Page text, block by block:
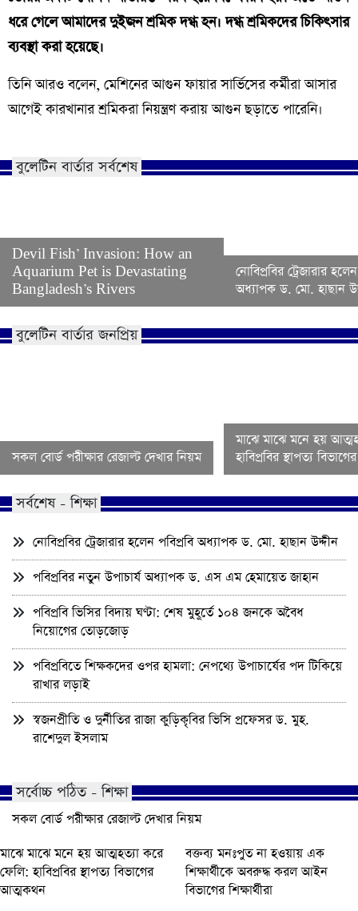
ধরে গেলে আমাদের দুইজন শ্রমিক দগ্ধ হন। দগ্ধ শ্রমিকদের চিকিৎসার
ব্যবস্থা করা হয়েছে।
তিনি আরও বলেন, মেশিনের আগুন ফায়ার সার্ভিসের কর্মীরা আসার
আগেই কারখানার শ্রমিকরা নিয়ন্ত্রণ করায় আগুন ছড়াতে পারেনি।
বুলেটিন বার্তার সর্বশেষ
Devil Fish’ Invasion: How an
Aquarium Pet is Devastating
Bangladesh’s Rivers
নোবিপ্রবির ট্রেজারার
অধ্যাপক ড. মো. হাছান
বুলেটিন বার্তার জনপ্রিয়
সকল বোর্ড পরীক্ষার রেজাল্ট দেখার নিয়ম
মাঝে মাঝে মনে হয়
হাবিপ্রবির স্থাপত্য
সর্বশেষ - শিক্ষা
নোবিপ্রবির ট্রেজারার হলেন পবিপ্রবি অধ্যাপক ড. মো. হাছান উদ্দীন
পবিপ্রবির নতুন উপাচার্য অধ্যাপক ড. এস এম হেমায়েত জাহান
পবিপ্রবি ভিসির বিদায় ঘণ্টা: শেষ মুহূর্তে ১০৪ জনকে অবৈধ
নিয়োগের তোড়জোড়
পবিপ্রবিতে শিক্ষকদের ওপর হামলা: নেপথ্যে উপাচার্যের পদ টিকিয়ে
রাখার লড়াই
স্বজনপ্রীতি ও দুর্নীতির রাজা কুড়িকৃবির ভিসি প্রফেসর ড. মুহ.
রাশেদুল ইসলাম
সর্বোচ্চ পঠিত - শিক্ষা
সকল বোর্ড পরীক্ষার রেজাল্ট দেখার নিয়ম
মাঝে মাঝে মনে হয় আত্মহত্যা করে
ফেলি: হাবিপ্রবির স্থাপত্য বিভাগের
আত্মকথন
বক্তব্য মনঃপুত না হওয়ায় এক
শিক্ষার্থীকে অবরুদ্ধ করল আইন
বিভাগের শিক্ষার্থীরা